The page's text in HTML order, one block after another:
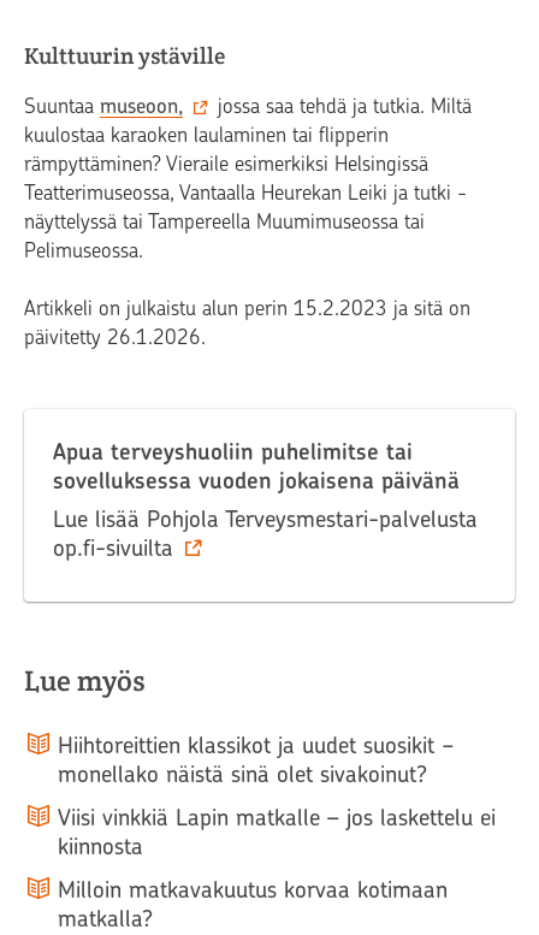
Kulttuurin ystäville
Suuntaa museoon,
jossa saa tehdä ja tutkia. Miltä
kuulostaa karaoken laulaminen tai flipperin
rämpyttäminen? Vieraile esimerkiksi Helsingissä
Teatterimuseossa, Vantaalla Heurekan Leiki ja tutki -
näyttelyssä tai Tampereella Muumimuseossa tai
Pelimuseossa.
Artikkeli on julkaistu alun perin 15.2.2023 ja sitä on
päivitetty 26.1.2026.
Apua terveyshuoliin puhelimitse tai
sovelluksessa vuoden jokaisena päivänä
Lue lisää Pohjola Terveysmestari-palvelusta
op.fi-sivuilta
Lue myös
Hiihtoreittien klassikot ja uudet suosikit −
monellako näistä sinä olet sivakoinut?
Viisi vinkkiä Lapin matkalle – jos laskettelu ei
kiinnosta
Milloin matkavakuutus korvaa kotimaan
matkalla?